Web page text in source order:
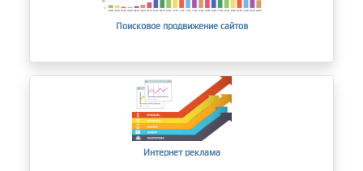
Поисковое продвижение сайтов
Интернет реклама